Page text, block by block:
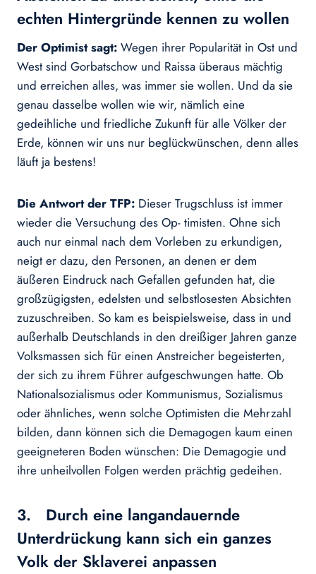
echten Hintergründe kennen zu wollen
Der Optimist sagt: Wegen ihrer Popularität in Ost und
West sind Gorbatschow und Raissa überaus mächtig
und erreichen alles, was immer sie wollen. Und da sie
genau dasselbe wollen wie wir, nämlich eine
gedeihliche und friedliche Zukunft für alle Völker der
Erde, können wir uns nur beglückwünschen, denn alles
läuft ja bestens!
Die Antwort der TFP: Dieser Trugschluss ist immer
wieder die Versuchung des Op- timisten. Ohne sich
auch nur einmal nach dem Vorleben zu erkundigen,
neigt er dazu, den Personen, an denen er dem
äußeren Eindruck nach Gefallen gefunden hat, die
großzügigsten, edelsten und selbstlosesten Absichten
zuzuschreiben. So kam es beispielsweise, dass in und
außerhalb Deutschlands in den dreißiger Jahren ganze
Volksmassen sich für einen Anstreicher begeisterten,
der sich zu ihrem Führer aufgeschwungen hatte. Ob
Nationalsozialismus oder Kommunismus, Sozialismus
oder ähnliches, wenn solche Optimisten die Mehrzahl
bilden, dann können sich die Demagogen kaum einen
geeigneteren Boden wünschen: Die Demagogie und
ihre unheilvollen Folgen werden prächtig gedeihen.
3. Durch eine langandauernde
Unterdrückung kann sich ein ganzes
Volk der Sklaverei anpassen